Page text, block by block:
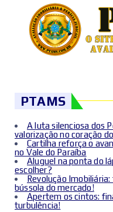
PTAMS
A luta silenciosa dos
valorização no coração
Cartilha reforça o
no Vale do Paraíba
Aluguel na ponta do
escolher?
Revolução
bússola do mercado!
Apertem os cintos:
turbulência!